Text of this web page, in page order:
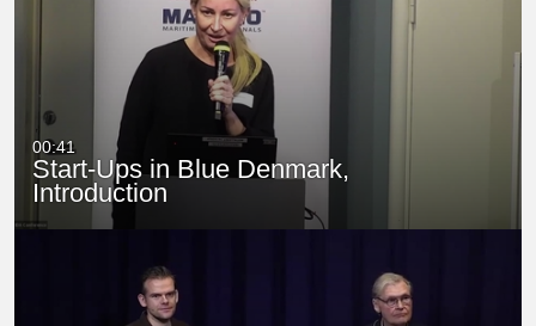
00:41
Start-Ups in Blue Denmark,
Introduction